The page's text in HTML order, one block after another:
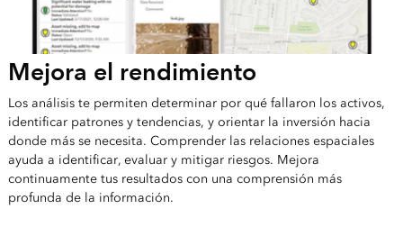
Mejora el rendimiento
Los análisis te permiten determinar por qué fallaron los activos,
identificar patrones y tendencias, y orientar la inversión hacia
donde más se necesita. Comprender las relaciones espaciales
ayuda a identificar, evaluar y mitigar riesgos. Mejora
continuamente tus resultados con una comprensión más
profunda de la información.